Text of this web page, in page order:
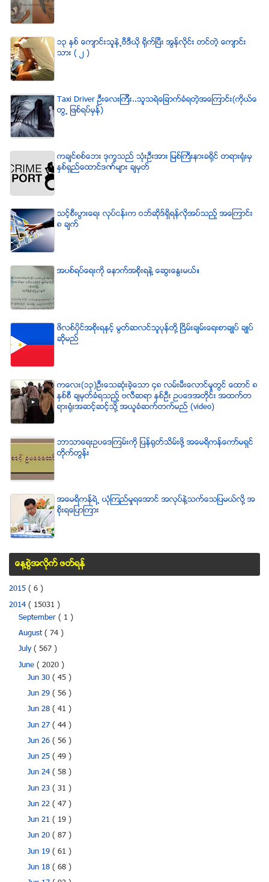
၁၃ ႏွစ္ ေက်ာင္းသူနဲ႕ဗီဒီယို ရိုက္ျပီး အြန္လိုင္း တင္တဲ့ ေက်ာင္း
သား ( ၂ )
Taxi Driver ဦးေလးၾကီး..သူသရဲေျခာက္ခံရတဲ့အေၾကာင္း(ကိုယ္ေ
တြ႕ ျဖစ္ရပ္မွန္)
ကခ်င္စစ္ေဘး ဒုကၡသည္ သံုးဦးအား ျမစ္ႀကီးနားခရိုင္ တရားရံုးမွ
ႏွစ္ရွည္ေထာင္ဒဏ္မ်ား ခ်မွတ္
သင့္စီးပြားေရး လုပ္ငန္းက ဝဘ္ဆိုဒ္ရွိရန္လိုအပ္သည့္ အေၾကာင္း
၈ ခ်က္
အပစ္ရပ္ေရးကို ေနာက္အစိုးရနဲ႔ ေဆြးေႏြးမယ္။
ဖိလစ္ပိုင္အစိုးရႏွင့္ မြတ္ဆလင္သူပုန္တို႔ ၿငိမ္းခ်မ္းေရးစာခ်ဳပ္ ခ်ဳပ္
ဆိုမည္
ကေလး(၁၃)ဦးေသဆံုးခဲ့ေသာ ၄၈ လမ္းမီးေလာင္မႈတြင္ ေထာင္ ၈
ႏွစ္စီ ခ်မွတ္ခံရသည့္ ဗလီဆရာ ႏွစ္ဦး ဥပေဒအတိုင္း အထက္တ
ရားရံုးအဆင့္ဆင့္သို႔ အယူခံဆက္တက္မည္ (video)
ဘာသာေရးဥပေဒၾကမ္းကို ျပန္ရုတ္သိမ္းဖို႔ အေမရိကန္ေကာ္မရွင္
တိုက္တြန္း
အေမရိကန္ရဲ႕ ယံုၾကည္မႈရေအာင္ အလုပ္နဲ႔သက္ေသျပမယ္လုိ႔ အ
စုိးရေျပာၾကား
ေန႔စြဲအလိုက္ ဖတ္ရန္
2015 ( 6 )
2014 ( 15031 )
September ( 1 )
August( 74 )
July( 567 )
June ( 2020 )
Jun 30( 45 )
Jun 29( 56 )
Jun 28( 41 )
Jun 27( 44 )
Jun 26( 56 )
Jun 25( 49 )
Jun 24( 58 )
Jun 23( 31 )
Jun 22( 47 )
Jun 21( 19 )
Jun 20( 87 )
Jun 19( 61 )
Jun 18( 68 )